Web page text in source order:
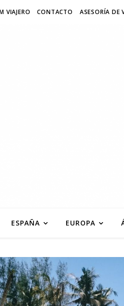
VIAJERO CONTACTO ASESORÍA DE
ESPAÑA EUROPA